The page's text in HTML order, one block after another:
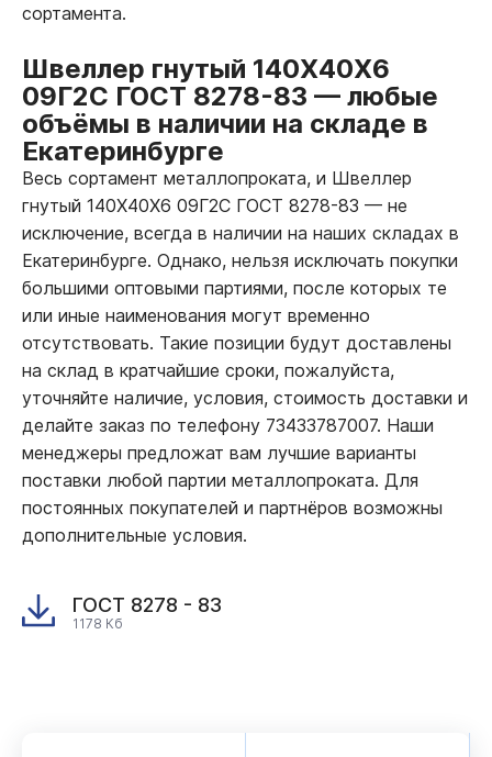
сортамента.
Швеллер гнутый 140Х40Х6
09Г2С ГОСТ 8278-83 — любые
объёмы в наличии на складе в
Екатеринбурге
Весь сортамент металлопроката, и Швеллер
гнутый 140Х40Х6 09Г2С ГОСТ 8278-83 — не
исключение, всегда в наличии на наших складах в
Екатеринбурге. Однако, нельзя исключать покупки
большими оптовыми партиями, после которых те
или иные наименования могут временно
отсутствовать. Такие позиции будут доставлены
на склад в кратчайшие сроки, пожалуйста,
уточняйте наличие, условия, стоимость доставки и
делайте заказ по телефону 73433787007. Наши
менеджеры предложат вам лучшие варианты
поставки любой партии металлопроката. Для
постоянных покупателей и партнёров возможны
дополнительные условия.
ГОСТ 8278 - 83
1178 Кб